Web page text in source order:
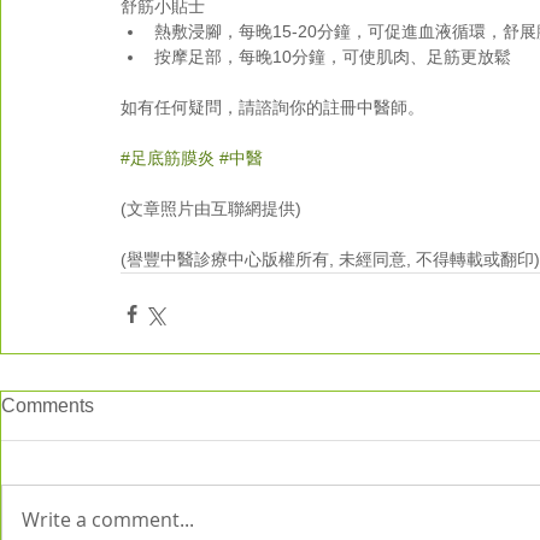
舒筋小貼士
熱敷浸腳，每晚15-20分鐘，可促進血液循環，舒
按摩足部，每晚10分鐘，可使肌肉、足筋更放鬆
如有任何疑問，請諮詢你的註冊中醫師。
#足底筋膜炎 #中醫
(文章照片由互聯網提供)
(譽豐中醫診療中心版權所有, 未經同意, 不得轉載或翻印)
Comments
Write a comment...